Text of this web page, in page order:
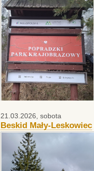
21.03.2026, sobota
Beskid Mały-Leskowiec